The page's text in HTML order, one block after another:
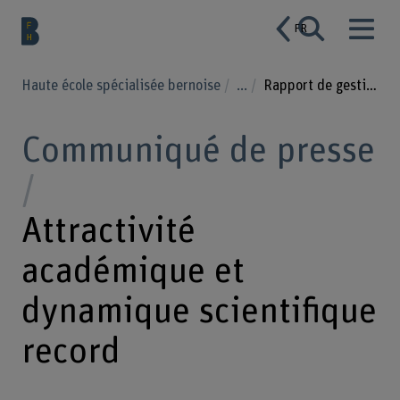
FR
Haute école spécialisée bernoise ... Rapport de gestion 2025
Communiqué de presse
Attractivité
académique et
dynamique scientifique
record